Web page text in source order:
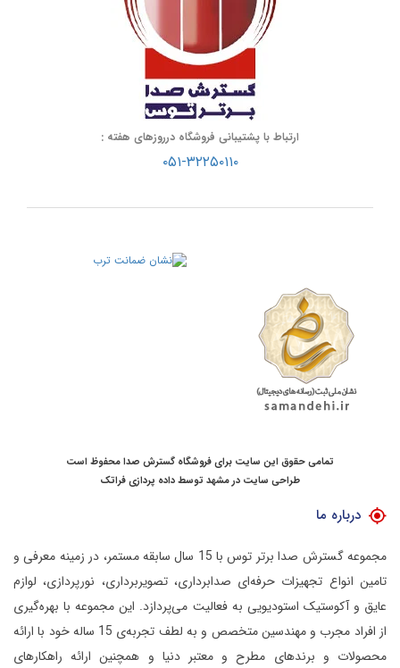
ارتباط با پشتیبانی فروشگاه درروزهای هفته :
۰۵۱-۳۲۲۵۰۱۱۰
تمامی حقوق این سایت برای فروشگاه گسترش صدا محفوظ است
طراحی سایت در مشهد توسطداده پردازی فراتک
درباره ما
مجموعه گسترش صدا برتر توس با 15 سال سابقه مستمر، در زمینه معرفی و
تامین انواع تجهیزات حرفه‌ای صدابرداری، تصویربرداری، نورپردازی، لوازم
عایق و آکوستیک استودیویی به فعالیت می‌پردازد. این مجموعه با بهره‌گیری
از افراد مجرب و مهندسین متخصص و به لطف تجربه‌ی 15 ساله خود با ارائه
محصولات و برندهای مطرح و معتبر دنیا و همچنین ارائه راهکارهای